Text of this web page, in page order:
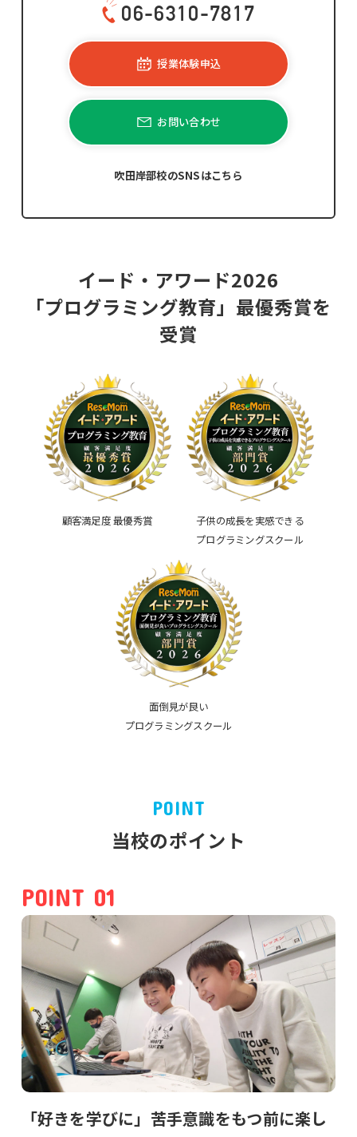
06-6310-7817
授業体験申込
お問い合わせ
吹田岸部校のSNSはこちら
イード・アワード2026
「プログラミング教育」最優秀賞を
受賞
顧客満足度 最優秀賞
子供の成長を実感できる
プログラミングスクール
面倒見が良い
プログラミングスクール
POINT
当校のポイント
POINT 01
「好きを学びに」苦手意識をもつ前に楽し